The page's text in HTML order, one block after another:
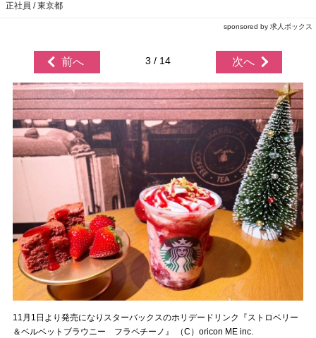
正社員 / 東京都
sponsored by 求人ボックス
前へ 3 / 14 次へ
11月1日より発売になりスターバックスのホリデードリンク『ストロベリー
＆ベルベットブラウニー フラペチーノ』 （C）oricon ME inc.